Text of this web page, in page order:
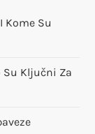
Kome Su
Ključni Za